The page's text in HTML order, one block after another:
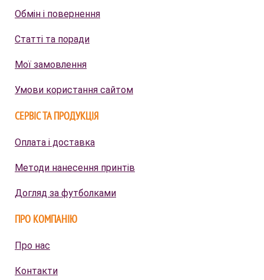
Обмін і повернення
Статті та поради
Мої замовлення
Умови користання сайтом
СЕРВІС ТА ПРОДУКЦІЯ
Оплата і доставка
Методи нанесення принтів
Догляд за футболками
ПРО КОМПАНІЮ
Про нас
Контакти